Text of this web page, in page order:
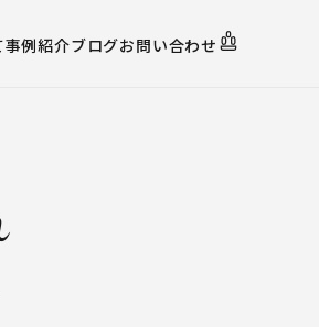
事例紹介ブログお問い合わせ